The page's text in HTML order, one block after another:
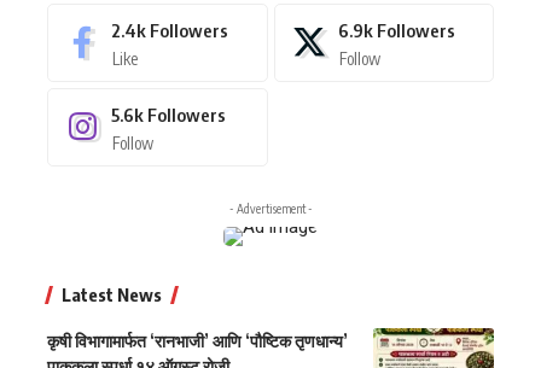
2.4k Followers
Like
6.9k Followers
Follow
5.6k Followers
Follow
- Advertisement -
Latest News
कृषी विभागामार्फत ‘रानभाजी’ आणि ‘पौष्टिक तृणधान्य’